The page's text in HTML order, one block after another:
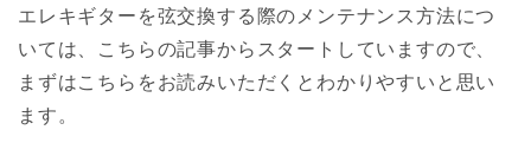
エレキギターを弦交換する際のメンテナンス方法につ
いては、こちらの記事からスタートしていますので、
まずはこちらをお読みいただくとわかりやすいと思い
ます。